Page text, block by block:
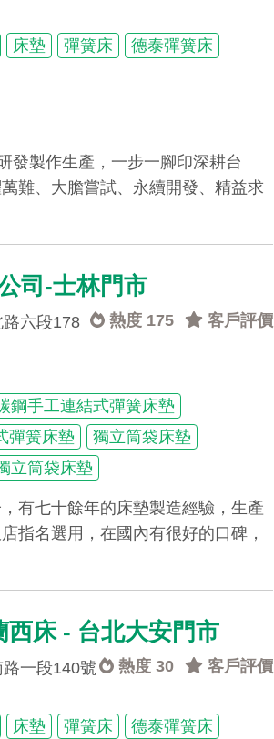
床墊 彈簧床
德泰彈簧床
發製作生產，一步一腳印深耕台
難、大膽嘗試、永續開發、精益求
司-士林門市
熱度 175 客戶評價
六段178
鋼手工連結式彈簧床墊
彈簧床墊
獨立筒袋床墊
立筒袋床墊
有七十餘年的床墊製造經驗，生產
指名選用，在國內有很好的口碑，
床 - 台北大安門市
熱度 30 客戶評價
一段140號
床墊 彈簧床
德泰彈簧床